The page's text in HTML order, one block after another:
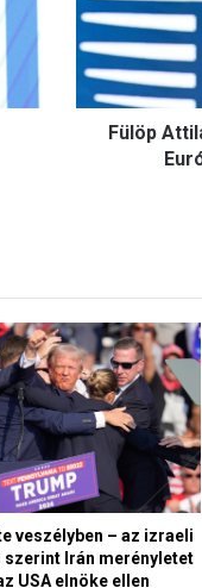
i
k
,
h
o
g
y
m
e
g
e
r
Fülöp
veszélyben – az izraeli
szerint Irán merényletet
USA elnöke ellen